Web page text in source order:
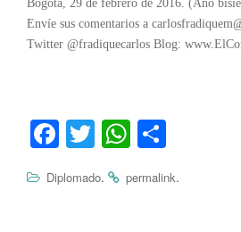
Bogotá, 29 de febrero de 2016. (Año
Envíe sus comentarios a
Twitter @fradiquecarlos Blog:
Fa
bo
T
tte
W
ts
m
Diplomado. permalink.